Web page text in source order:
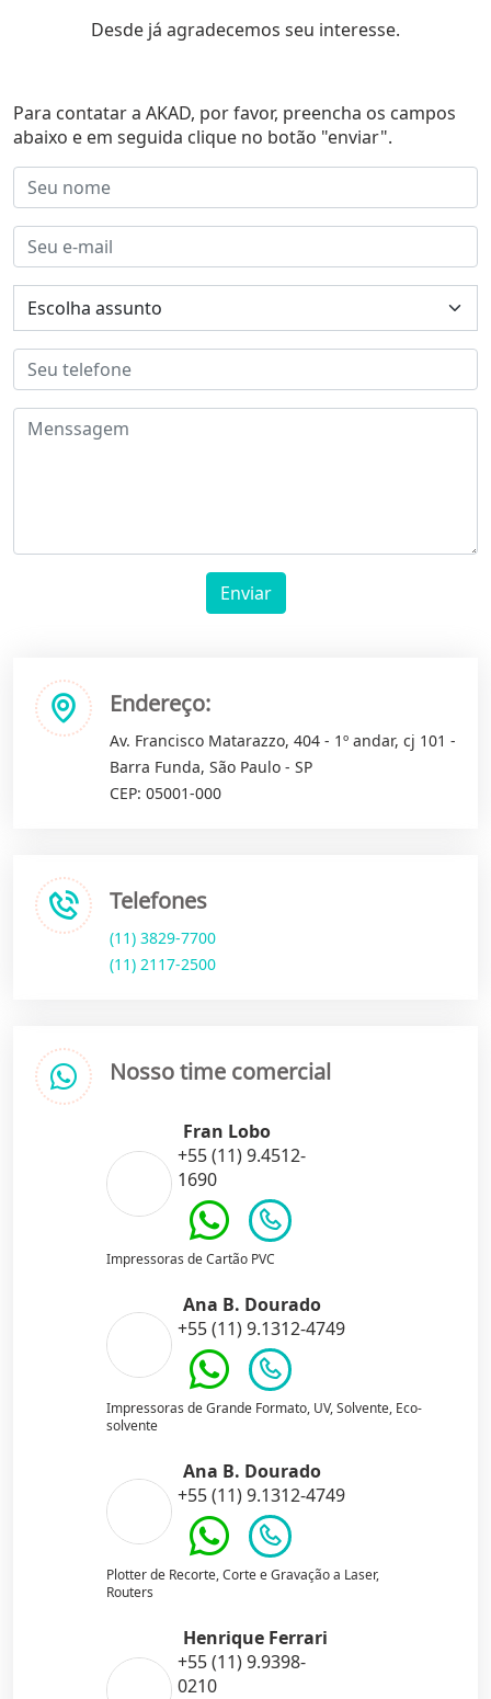
Desde já agradecemos seu interesse.
Para contatar a AKAD, por favor, preencha os campos
abaixo e em seguida clique no botão "enviar".
Enviar
Endereço:
Av. Francisco Matarazzo, 404 - 1º andar, cj 101 -
Barra Funda, São Paulo - SP
CEP: 05001-000
Telefones
(11) 3829-7700
(11) 2117-2500
Nosso time comercial
Fran Lobo
+55 (11) 9.4512-
1690
Impressoras de Cartão PVC
Ana B. Dourado
+55 (11) 9.1312-4749
Impressoras de Grande Formato, UV, Solvente, Eco-
solvente
Ana B. Dourado
+55 (11) 9.1312-4749
Plotter de Recorte, Corte e Gravação a Laser,
Routers
Henrique Ferrari
+55 (11) 9.9398-
0210